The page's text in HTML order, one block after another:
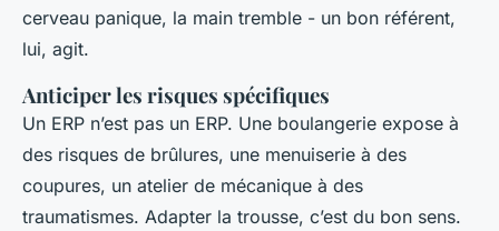
cerveau panique, la main tremble - un bon référent,
lui, agit.
Anticiper les risques spécifiques
Un ERP n’est pas un ERP. Une boulangerie expose à
des risques de brûlures, une menuiserie à des
coupures, un atelier de mécanique à des
traumatismes. Adapter la trousse, c’est du bon sens.